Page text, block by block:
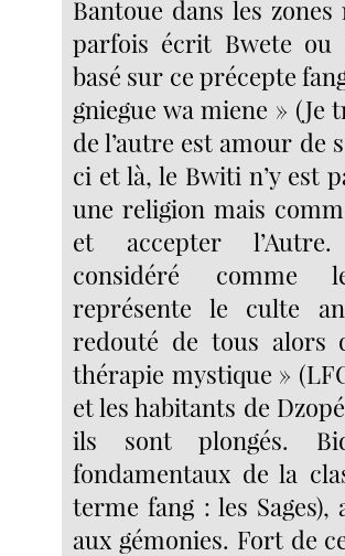
Bantoue dans les
parfois écrit Bwete ou
basé sur ce précepte
gniegue wa miene » (Je
de l’autre est amour de
ci et là, le Bwiti n’y est
une religion mais
et accepter l’Autre.
considéré comme
représente le culte
redouté de tous alors
thérapie mystique »
et les habitants de
ils sont plongés.
fondamentaux de la
terme fang : les
aux gémonies. Fort de